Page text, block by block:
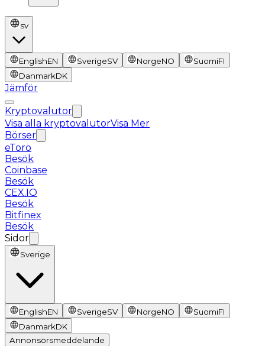
sv
EnglishEN SverigeSV NorgeNO SuomiFI
DanmarkDK
Jämför
Kryptovalutor
Visa alla kryptovalutorVisa Mer
Börser
eToro
Besök
Coinbase
Besök
CEX.IO
Besök
Bitfinex
Besök
Sidor
Sverige
EnglishEN SverigeSV NorgeNO SuomiFI
DanmarkDK
Annonsörsmeddelande